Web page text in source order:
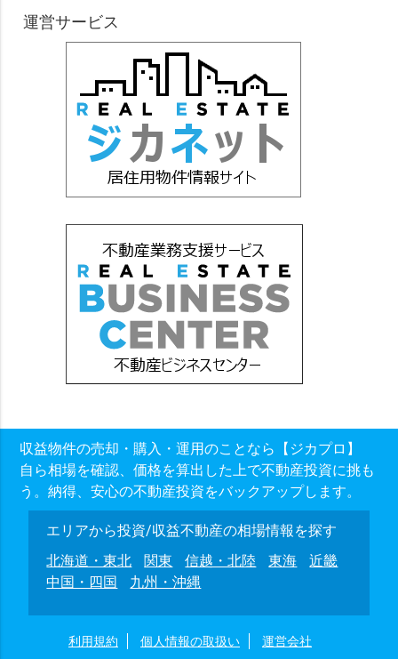
運営サービス
収益物件の売却・購入・運用のことなら【ジカプロ】
自ら相場を確認、価格を算出した上で不動産投資に挑も
う。納得、安心の不動産投資をバックアップします。
エリアから投資/収益不動産の相場情報を探す
北海道・東北
関東 信越・北陸 東海
近畿
中国・四国
九州・沖縄
利用規約 個人情報の取扱い 運営会社